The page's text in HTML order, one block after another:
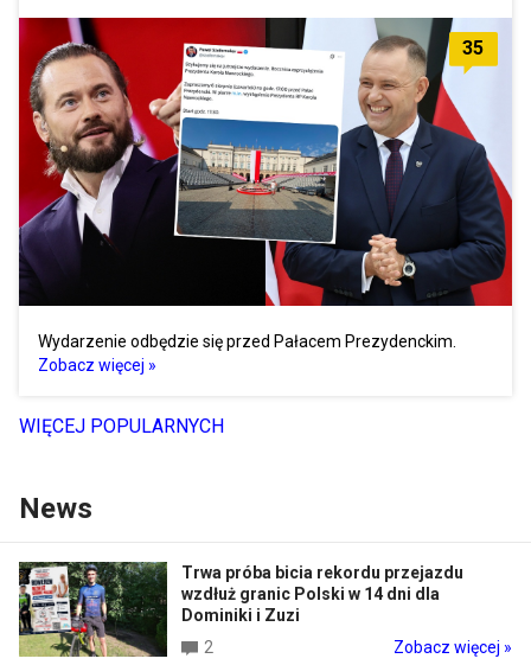
35
Wydarzenie odbędzie się przed Pałacem Prezydenckim.
Zobacz więcej »
WIĘCEJ POPULARNYCH
News
Trwa próba bicia rekordu przejazdu
wzdłuż granic Polski w 14 dni dla
Dominiki i Zuzi
2
Zobacz więcej »